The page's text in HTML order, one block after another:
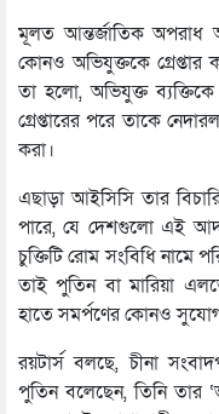
মূলত আন্তর্জাতিক অপরাধ
কোনও অভিযুক্তকে
তা হলো, অভিযুক্ত ব্যক্তিকে
গ্রেপ্তারের পরে তাকে
করা।
এছাড়া আইসিসি তার
পারে, যে দেশগুলো এই
চুক্তিটি রোম সংবিধি নামে
তাই পুতিন বা মারিয়া
হাতে সমর্পণের কোনও
রয়টার্স বলছে, চীনা
পুতিন বলেছেন, তিনি তার